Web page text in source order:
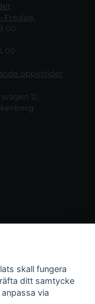
Fredag:
öppettider
12,
skall fungera
ditt samtycke
via